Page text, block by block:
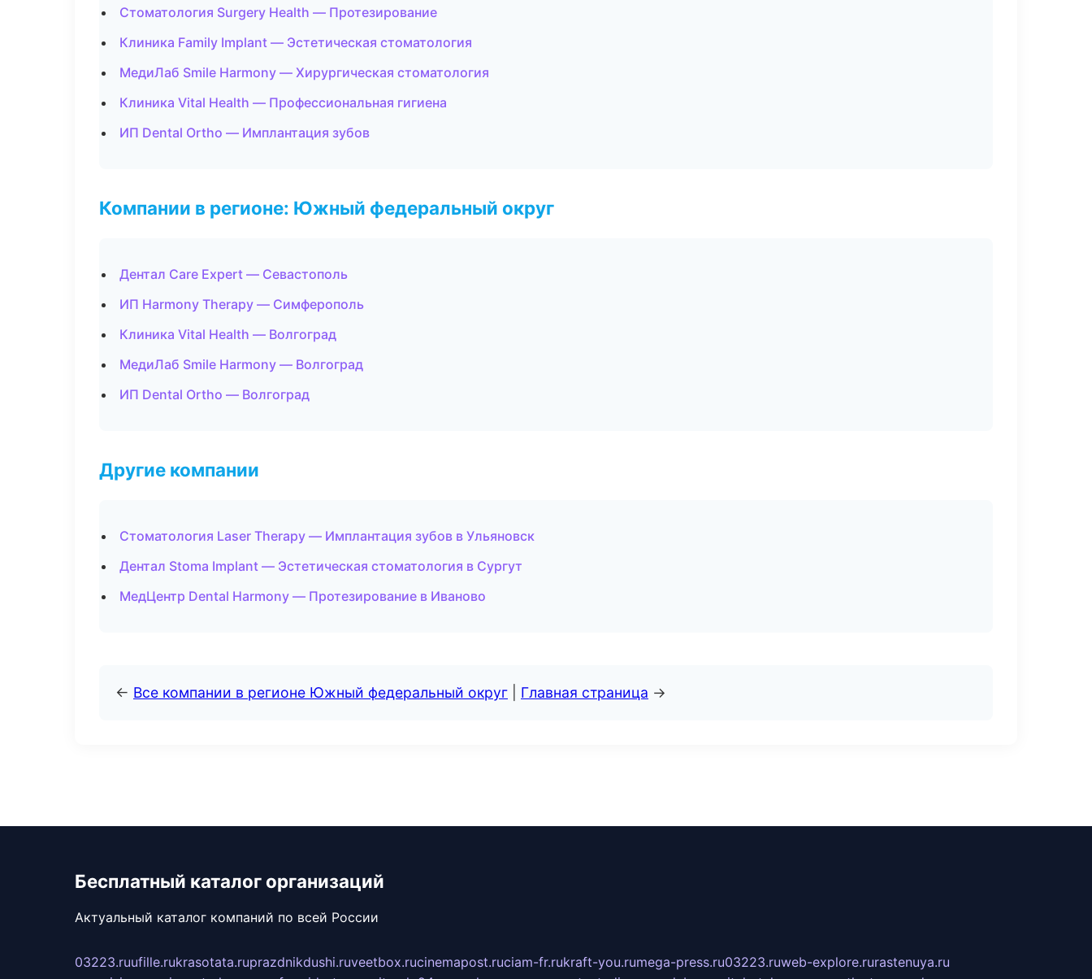
Стоматология Surgery Health — Протезирование
Клиника Family Implant — Эстетическая стоматология
МедиЛаб Smile Harmony — Хирургическая стоматология
Клиника Vital Health — Профессиональная гигиена
ИП Dental Ortho — Имплантация зубов
Компании в регионе: Южный федеральный округ
Дентал Care Expert — Севастополь
ИП Harmony Therapy — Симферополь
Клиника Vital Health — Волгоград
МедиЛаб Smile Harmony — Волгоград
ИП Dental Ortho — Волгоград
Другие компании
Стоматология Laser Therapy — Имплантация зубов в Ульяновск
Дентал Stoma Implant — Эстетическая стоматология в Сургут
МедЦентр Dental Harmony — Протезирование в Иваново
← Все компании в регионе Южный федеральный округ Главная страница →
Бесплатный каталог организаций
Актуальный каталог компаний по всей России
03223.ruufille.rukrasotata.ruprazdnikdushi.ruveetbox.rucinemapost.ruciam-fr.rukraft-you.rumega-press.ru03223.ruweb-explore.rurastenuya.ru